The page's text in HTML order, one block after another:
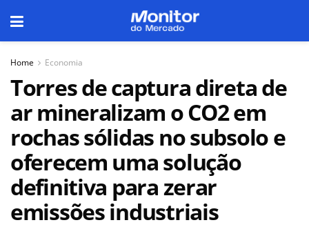
Home Economia
Torres de captura direta de
ar mineralizam o CO2 em
rochas sólidas no subsolo e
oferecem uma solução
definitiva para zerar
emissões industriais